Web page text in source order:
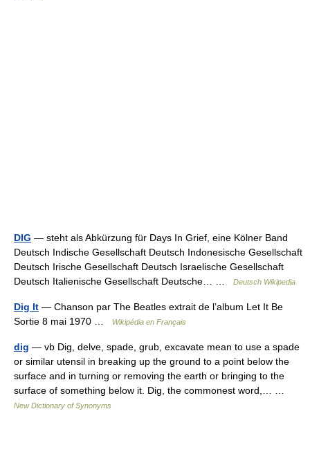
DIG — steht als Abkürzung für Days In Grief, eine Kölner Band
Deutsch Indische Gesellschaft Deutsch Indonesische Gesellschaft
Deutsch Irische Gesellschaft Deutsch Israelische Gesellschaft
Deutsch Italienische Gesellschaft Deutsche… …
Deutsch Wikipedia
Dig It — Chanson par The Beatles extrait de l’album Let It Be
Sortie 8 mai 1970 …
Wikipédia en Français
dig — vb Dig, delve, spade, grub, excavate mean to use a spade
or similar utensil in breaking up the ground to a point below the
surface and in turning or removing the earth or bringing to the
surface of something below it. Dig, the commonest word,… …
New Dictionary of Synonyms